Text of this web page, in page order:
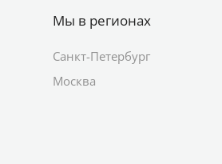
Мы в регионах
Санкт-Петербург
Москва